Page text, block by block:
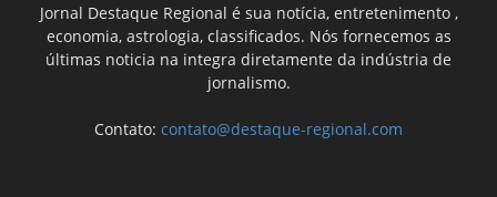
Jornal Destaque Regional é sua notícia, entretenimento ,
economia, astrologia, classificados. Nós fornecemos as
últimas noticia na integra diretamente da indústria de
jornalismo.
Contato: contato@destaque-regional.com